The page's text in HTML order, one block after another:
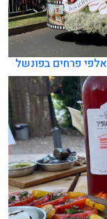
פרחים בפונשל